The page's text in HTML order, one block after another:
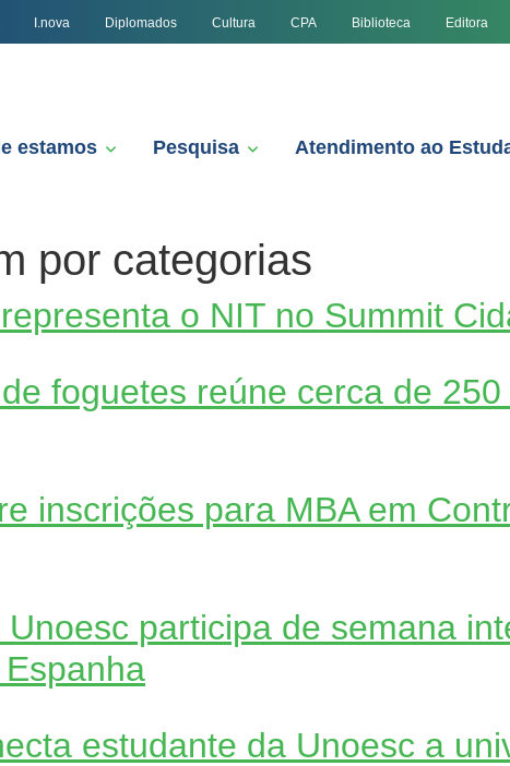
I.nova Diplomados Cultura CPA Biblioteca Editora
estamos Pesquisa Atendimento ao
por categorias
o NIT no Summit
foguetes reúne cerca de
inscrições para MBA em
participa de semana
estudante da Unoesc a